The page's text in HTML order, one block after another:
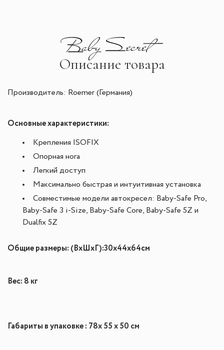
Описание товара
Производитель: Roemer (Германия)
Основные характеристики:
Крепления ISOFIX
Опорная нога
Легкий доступ
Максимально быстрая и интуитивная установка
Совместимые модели автокресел: Baby-Safe Pro,
Baby-Safe 3 i-Size, Baby-Safe Core, Baby-Safe 5Z и
Dualfix 5Z
Общие размеры: (ВxШxГ):30x44x64см
Вес: 8 кг
Габариты в упаковке : 78x 55 x 50 см